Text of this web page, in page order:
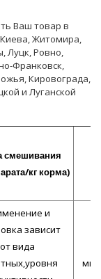
Ваш товар в
Киева, Житомира,
Луцк, Ровно,
Франковск,
Кировограда,
и Луганской
смешивания
кг корма)
и
зависит
от вида